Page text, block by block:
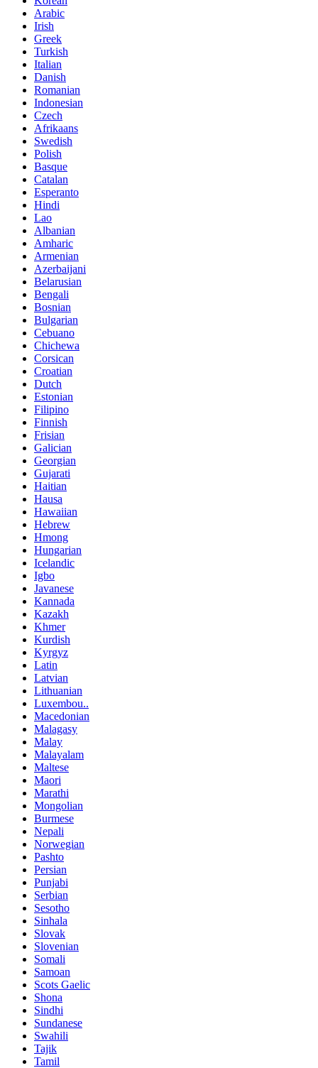
Arabic
Irish
Greek
Turkish
Italian
Danish
Romanian
Indonesian
Czech
Afrikaans
Swedish
Polish
Basque
Catalan
Esperanto
Hindi
Lao
Albanian
Amharic
Armenian
Azerbaijani
Belarusian
Bengali
Bosnian
Bulgarian
Cebuano
Chichewa
Corsican
Croatian
Dutch
Estonian
Filipino
Finnish
Frisian
Galician
Georgian
Gujarati
Haitian
Hausa
Hawaiian
Hebrew
Hmong
Hungarian
Icelandic
Igbo
Javanese
Kannada
Kazakh
Khmer
Kurdish
Kyrgyz
Latin
Latvian
Lithuanian
Luxembou..
Macedonian
Malagasy
Malay
Malayalam
Maltese
Maori
Marathi
Mongolian
Burmese
Nepali
Norwegian
Pashto
Persian
Punjabi
Serbian
Sesotho
Sinhala
Slovak
Slovenian
Somali
Samoan
Scots Gaelic
Shona
Sindhi
Sundanese
Swahili
Tajik
Tamil